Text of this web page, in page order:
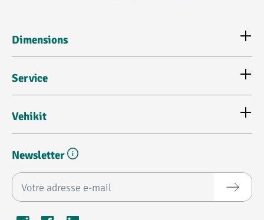
Dimensions
Service
Vehikit
Newsletter
Adresse e-mail*